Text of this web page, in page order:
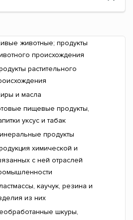
животные; продукты
происхождения
растительного
и масла
пищевые продукты,
уксус и табак
продукты
химической и
с ней отраслей
каучук, резина и
из них
шкуры,